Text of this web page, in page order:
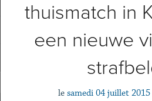
thuismatch in
een nieuwe
le samedi 04 juillet